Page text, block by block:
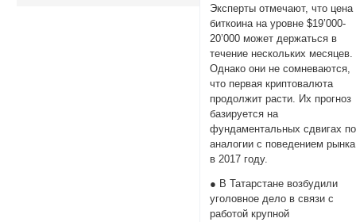
Эксперты отмечают, что цена
биткоина на уровне $19’000-
20’000 может держаться в
течение нескольких месяцев.
Однако они не сомневаются,
что первая криптовалюта
продолжит расти. Их прогноз
базируется на
фундаментальных сдвигах по
аналогии с поведением рынка
в 2017 году.
● В Татарстане возбудили
уголовное дело в связи с
работой крупной